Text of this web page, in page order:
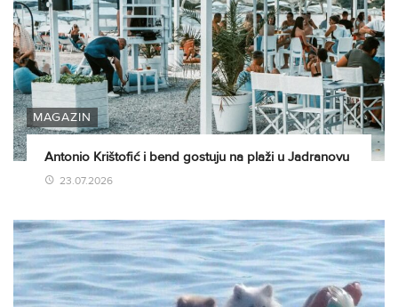
MAGAZIN
Antonio Krištofić i bend gostuju na plaži u Jadranovu
23.07.2026